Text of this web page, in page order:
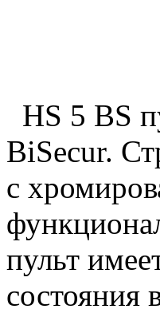
HS 5 BS
BiSecur.
с
пульт
состояния